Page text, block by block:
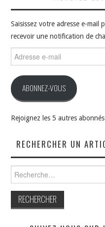
Saisissez votre adresse e-
recevoir une notification de
e-
ABONNEZ-VOUS
Rejoignez les 5 autres abonnés
RECHERCHER UN